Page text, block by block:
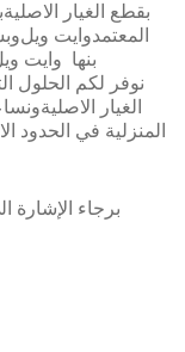
بقطع الغيار الاصلية
وايت ويلالمعتمد
وايت بنها
نوفر لكم الحلول
الغيار
المنزلية في الحدود
برجاء الإشارة